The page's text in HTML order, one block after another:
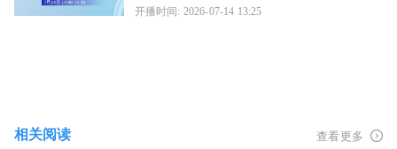
开播时间: 2026-07-14 13:25
相关阅读 查看更多